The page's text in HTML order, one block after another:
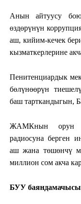
Анын айтуусу
өздөрүнүн
аш, кийим-кечек
кызматкерлерине
Пенитенциардык
бөлүнөөрүн
баш тарткандыгын,
ЖАМКнын орун
радиосуна берген
аш жана төшөнчү
миллион сом акча
БУУ